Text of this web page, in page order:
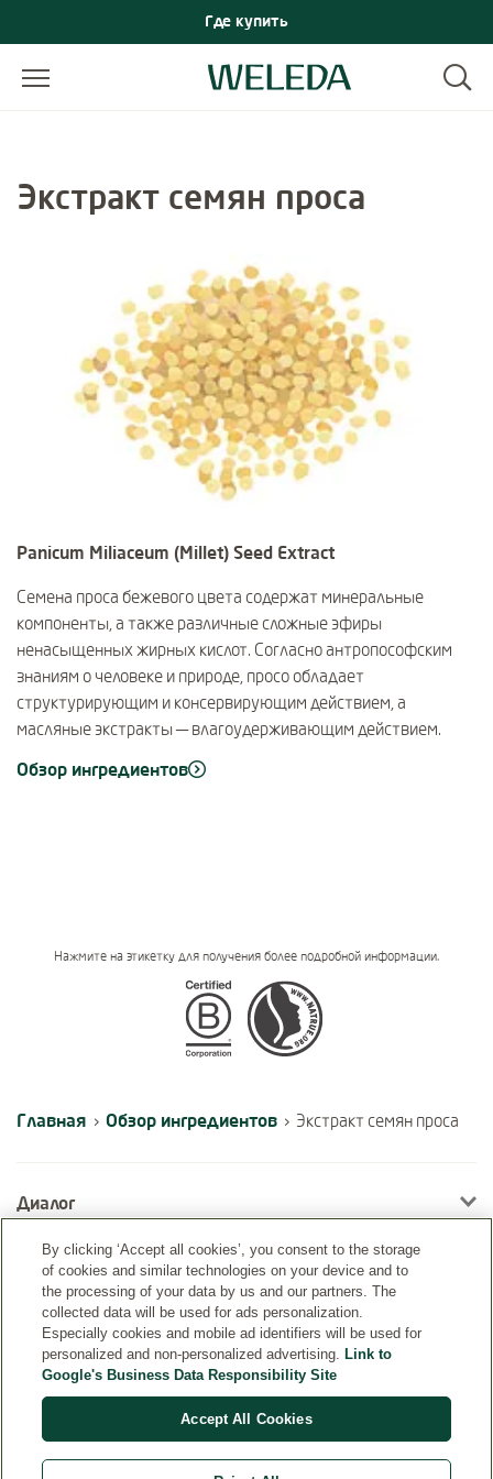
Где купить
Экстракт семян проса
Panicum Miliaceum (Millet) Seed Extract
Семена проса бежевого цвета содержат минеральные
компоненты, а также различные сложные эфиры
ненасыщенных жирных кислот. Согласно антропософским
знаниям о человеке и природе, просо обладает
структурирующим и консервирующим действием, а
масляные экстракты — влагоудерживающим действием.
Обзор ингредиентов
Certifications
Нажмите на этикетку для получения более подробной информации.
Главная › Обзор ингредиентов › Экстракт семян проса
Диалог
Информация
By clicking ‘Accept all cookies’, you consent to the storage
of cookies and similar technologies on your device and to
the processing of your data by us and our partners. The
collected data will be used for ads personalization.
Especially cookies and mobile ad identifiers will be used for
personalized and non-personalized advertising. Link to
Google's Business Data Responsibility Site
Accept All Cookies